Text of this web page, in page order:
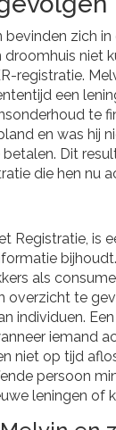
bevinden zich
droomhuis niet
registratie.
een
te
en was hij
Dit
die hen nu
Registratie, is
als
overzicht te
individuen.
iemand
niet op tijd
persoon
leningen of